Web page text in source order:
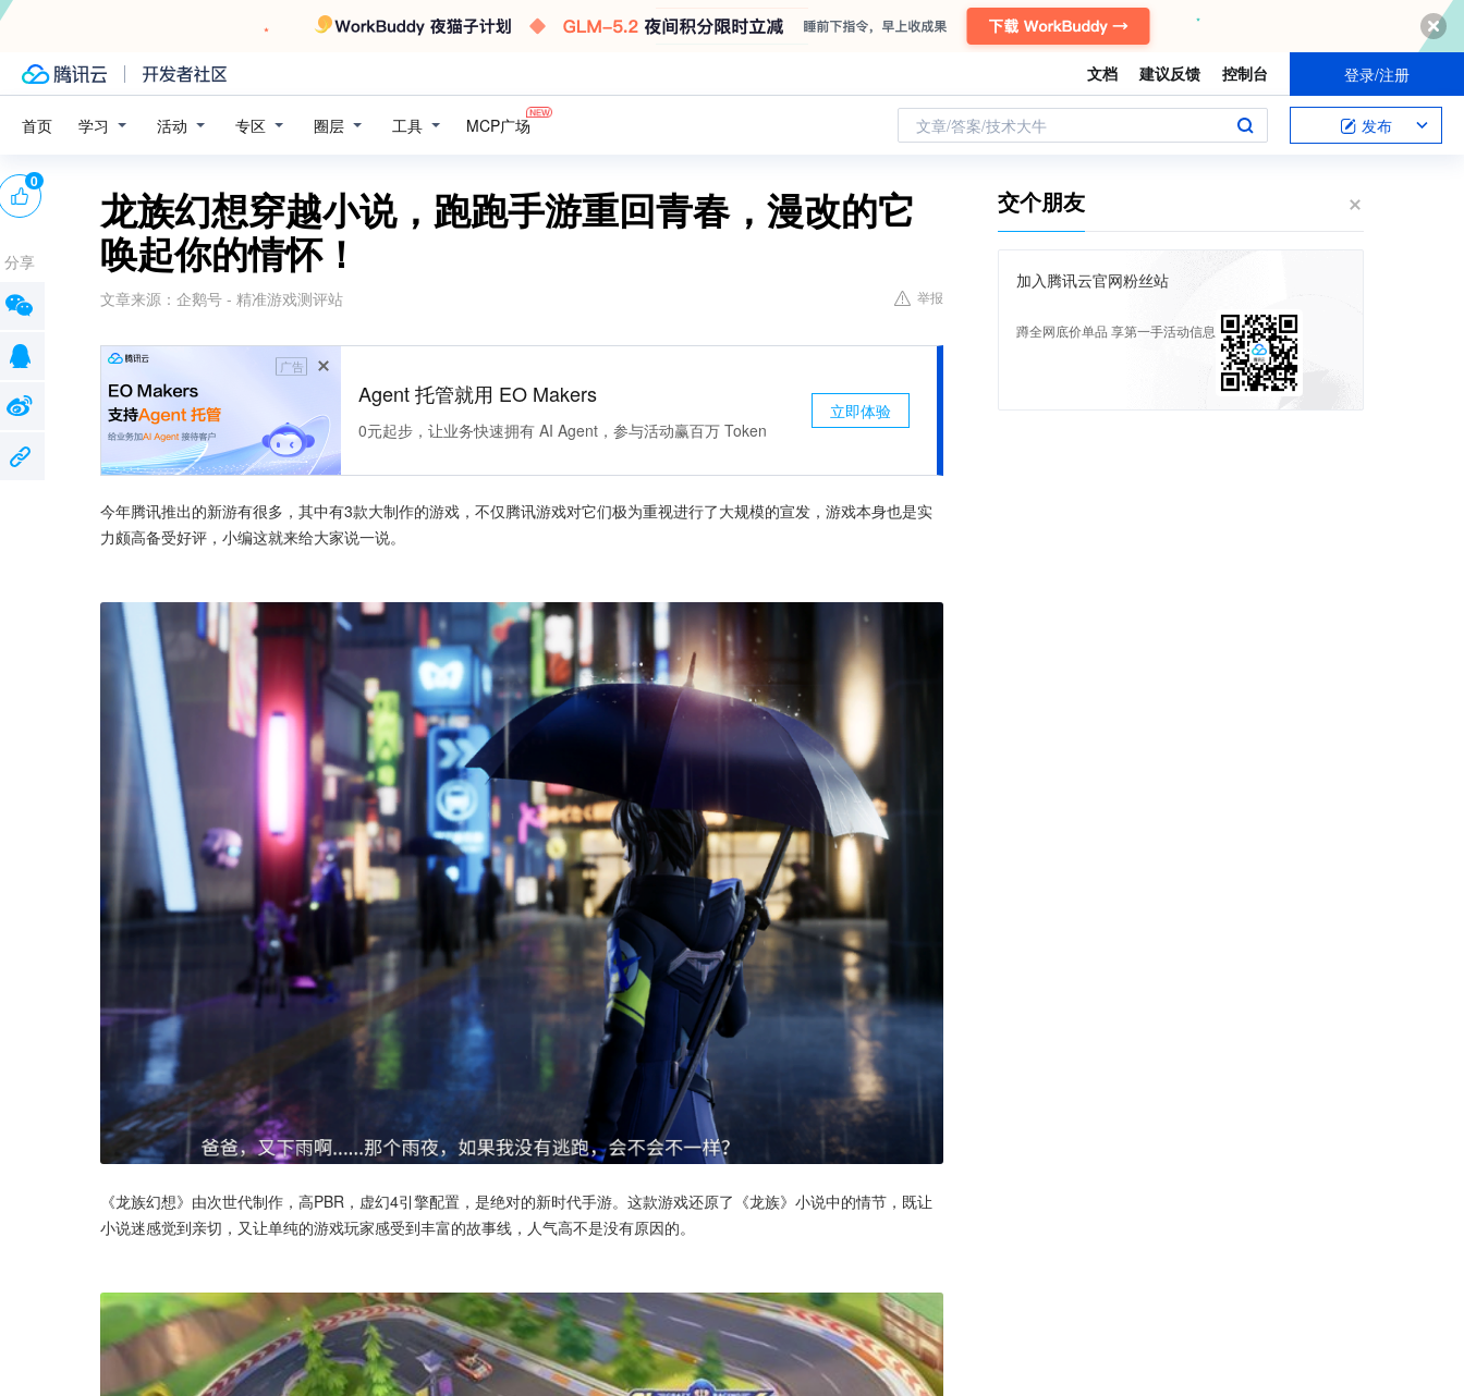
文档 建议反馈 控制台 登录/注册
首页 学习 活动 专区 圈层 工具 MCP广场 文章/答案/技术大牛 发布
龙族幻想穿越小说，跑跑手游重回青春，漫改的它
唤起你的情怀！
文章来源： 企鹅号 - 精准游戏测评站 举报
广告
Agent 托管就用 EO Makers
0元起步，让业务快速拥有 AI Agent，参与活动赢百万 Token
立即体验
今年腾讯推出的新游有很多，其中有3款大制作的游戏，不仅腾讯游戏对它们极为重视进行了大规模的宣发，游戏本身也是实
力颇高备受好评，小编这就来给大家说一说。
《龙族幻想》由次世代制作，高PBR，虚幻4引擎配置，是绝对的新时代手游。这款游戏还原了《龙族》小说中的情节，既让
小说迷感觉到亲切，又让单纯的游戏玩家感受到丰富的故事线，人气高不是没有原因的。
0
分享
交个朋友
加入腾讯云官网粉丝站
蹲全网底价单品 享第一手活动信息